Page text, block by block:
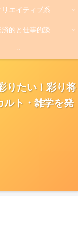
りたい！彩り将
ト・雑学を発
リエイティブ系
済的と仕事的談